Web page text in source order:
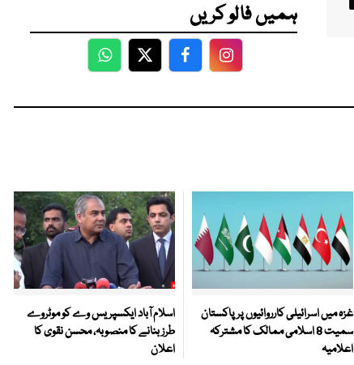
ہمیں فالو کریں
WhatsApp
TwitterFacebookFacebook
غزہ میں اسرائیلی کارروائیوں پر پاکستان
سمیت 8 اسلامی ممالک کا مشترکہ
اعلامیہ
اسلام آباد ایکسپریس وے کو موٹروے
طرز بنانے کا منصوبہ، محسن نقوی کا
اعلان